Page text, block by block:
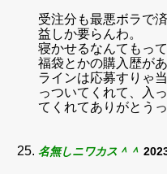
受注分も最悪ボラで
益しか要らんわ。
寝かせるなんてもって
福袋とかの購入歴が
ラインは応募すりゃ
っついてくれて、入
てくれてありがとう
名無しニワカス＾＾